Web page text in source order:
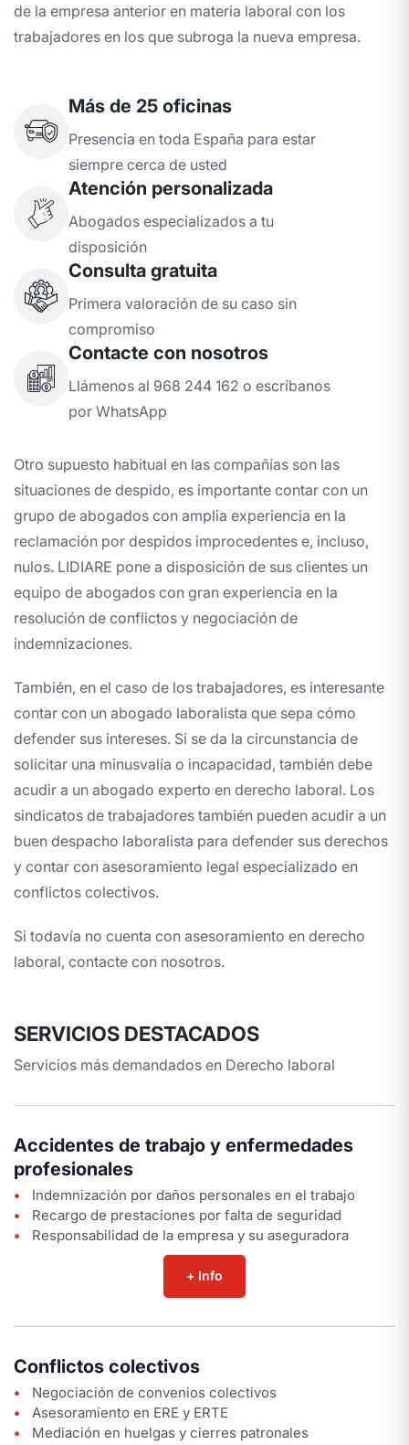
de la empresa anterior en materia laboral con los
trabajadores en los que subroga la nueva empresa.
Más de 25 oficinas
Presencia en toda España para estar
siempre cerca de usted
Atención personalizada
Abogados especializados a tu
disposición
Consulta gratuita
Primera valoración de su caso sin
compromiso
Contacte con nosotros
Llámenos al 968 244 162 o escríbanos
por WhatsApp
Otro supuesto habitual en las compañías son las
situaciones de despido, es importante contar con un
grupo de abogados con amplia experiencia en la
reclamación por despidos improcedentes e, incluso,
nulos. LIDIARE pone a disposición de sus clientes un
equipo de abogados con gran experiencia en la
resolución de conflictos y negociación de
indemnizaciones.
También, en el caso de los trabajadores, es interesante
contar con un abogado laboralista que sepa cómo
defender sus intereses. Si se da la circunstancia de
solicitar una minusvalía o incapacidad, también debe
acudir a un abogado experto en derecho laboral. Los
sindicatos de trabajadores también pueden acudir a un
buen despacho laboralista para defender sus derechos
y contar con asesoramiento legal especializado en
conflictos colectivos.
Si todavía no cuenta con asesoramiento en derecho
laboral, contacte con nosotros.
SERVICIOS DESTACADOS
Servicios más demandados en Derecho laboral
Accidentes de trabajo y enfermedades
profesionales
Indemnización por daños personales en el trabajo
Recargo de prestaciones por falta de seguridad
Responsabilidad de la empresa y su aseguradora
+ Info
Conflictos colectivos
Negociación de convenios colectivos
Asesoramiento en ERE y ERTE
Mediación en huelgas y cierres patronales